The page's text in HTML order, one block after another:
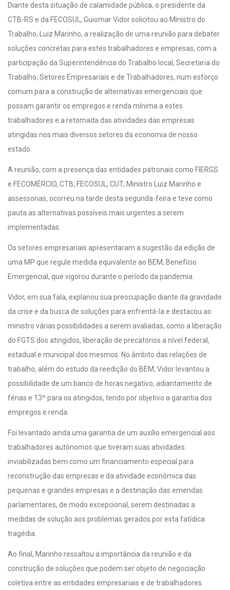
Diante desta situação de calamidade pública, o presidente da
CTB-RS e da FECOSUL, Guiomar Vidor solicitou ao Ministro do
Trabalho, Luiz Marinho, a realização de uma reunião para debater
soluções concretas para estes trabalhadores e empresas, com a
participação da Superintendência do Trabalho local, Secretaria do
Trabalho, Setores Empresariais e de Trabalhadores, num esforço
comum para a construção de alternativas emergenciais que
possam garantir os empregos e renda mínima a estes
trabalhadores e a retomada das atividades das empresas
atingidas nos mais diversos setores da economia de nosso
estado.
A reunião, com a presença das entidades patronais como FIERGS
e FECOMÉRCIO, CTB, FECOSUL, CUT, Ministro Luiz Marinho e
assessorias, ocorreu na tarde desta segunda-feira e teve como
pauta as alternativas possíveis mais urgentes a serem
implementadas.
Os setores empresariais apresentaram a sugestão da edição de
uma MP que regule medida equivalente ao BEM, Benefício
Emergencial, que vigorou durante o período da pandemia.
Vidor, em sua fala, explanou sua preocupação diante da gravidade
da crise e da busca de soluções para enfrentá-la e destacou ao
ministro várias possibilidades a serem avaliadas, como a liberação
do FGTS dos atingidos, liberação de precatórios a nível federal,
estadual e municipal dos mesmos. No âmbito das relações de
trabalho, além do estudo da reedição do BEM, Vidor levantou a
possibilidade de um banco de horas negativo, adiantamento de
férias e 13º para os atingidos, tendo por objetivo a garantia dos
empregos e renda.
Foi levantado ainda uma garantia de um auxílio emergencial aos
trabalhadores autônomos que tiveram suas atividades
inviabilizadas bem como um financiamento especial para
reconstrução das empresas e da atividade econômica das
pequenas e grandes empresas e a destinação das emendas
parlamentares, de modo excepcional, serem destinadas a
medidas de solução aos problemas gerados por esta fatídica
tragédia.
Ao final, Marinho ressaltou a importância da reunião e da
construção de soluções que podem ser objeto de negociação
coletiva entre as entidades empresariais e de trabalhadores.